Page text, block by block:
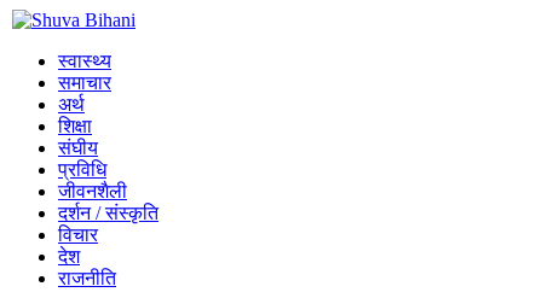
स्वास्थ्य
समाचार
अर्थ
शिक्षा
संघीय
प्रविधि
जीवनशैली
दर्शन / संस्कृति
विचार
देश
राजनीति